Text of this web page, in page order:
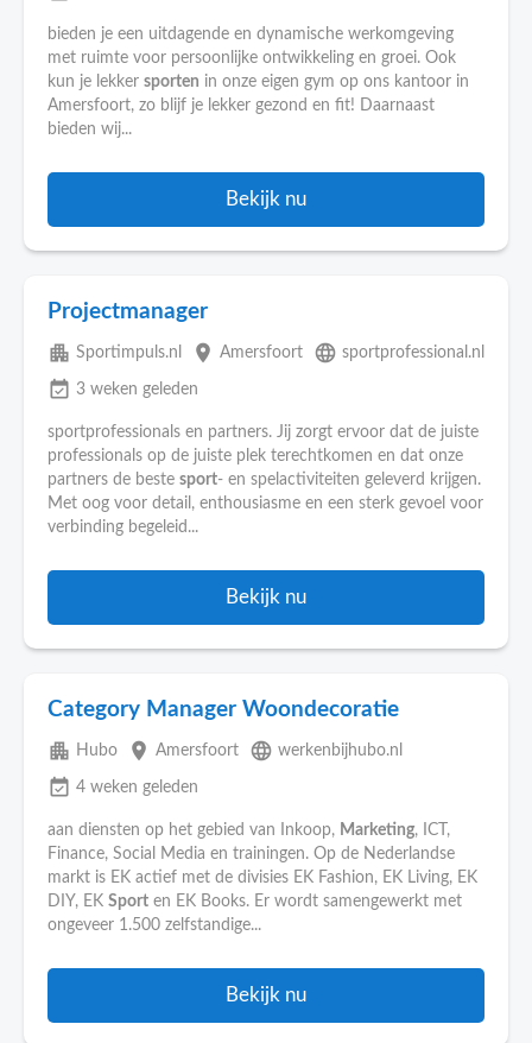
bieden je een uitdagende en dynamische werkomgeving
met ruimte voor persoonlijke ontwikkeling en groei. Ook
kun je lekker sporten in onze eigen gym op ons kantoor in
Amersfoort, zo blijf je lekker gezond en fit! Daarnaast
bieden wij...
Bekijk nu
Projectmanager
apartment Sportimpuls.nl place Amersfoort language sportprofessional.nl
event_available 3 weken geleden
sportprofessionals en partners. Jij zorgt ervoor dat de juiste
professionals op de juiste plek terechtkomen en dat onze
partners de beste sport- en spelactiviteiten geleverd krijgen.
Met oog voor detail, enthousiasme en een sterk gevoel voor
verbinding begeleid...
Bekijk nu
Category Manager Woondecoratie
apartment Hubo place Amersfoort language werkenbijhubo.nl
event_available 4 weken geleden
aan diensten op het gebied van Inkoop, Marketing, ICT,
Finance, Social Media en trainingen. Op de Nederlandse
markt is EK actief met de divisies EK Fashion, EK Living, EK
DIY, EK Sport en EK Books. Er wordt samengewerkt met
ongeveer 1.500 zelfstandige...
Bekijk nu